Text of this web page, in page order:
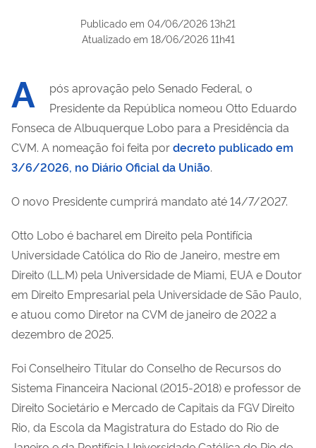
Publicado em 04/06/2026 13h21
Atualizado em 18/06/2026 11h41
A
pós aprovação pelo Senado Federal, o
Presidente da República nomeou Otto Eduardo
Fonseca de Albuquerque Lobo para a Presidência da
CVM. A nomeação foi feita pordecreto publicado em
3/6/2026, no Diário Oficial da União.
O novo Presidente cumprirá mandato até 14/7/2027.
Otto Lobo é bacharel em Direito pela Pontifícia
Universidade Católica do Rio de Janeiro, mestre em
Direito (LL.M) pela Universidade de Miami, EUA e Doutor
em Direito Empresarial pela Universidade de São Paulo,
e atuou como Diretor na CVM de janeiro de 2022 a
dezembro de 2025.
Foi Conselheiro Titular do Conselho de Recursos do
Sistema Financeira Nacional (2015-2018) e professor de
Direito Societário e Mercado de Capitais da FGV Direito
Rio, da Escola da Magistratura do Estado do Rio de